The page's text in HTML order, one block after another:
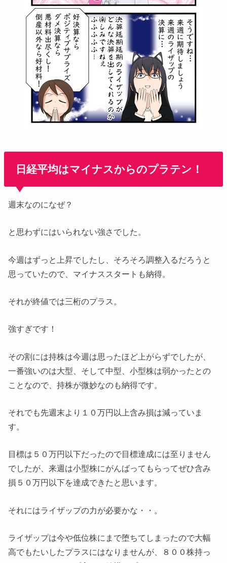
日経平均はマイナスからのプラテン！
週末なのになぜ？
と思わずにはいられない強さでした。
今週はずっと上昇でしたし、そろそろ調整入るだろうと
思っていたので、マイナススタートも納得。
それが終値では三桁のプラス。
強すぎです！
その割には持株は今週は思ったほど上がらずでしたが、
一番強いのは大型、そして中型、小型株は弱かったとの
ことなので、持株が微妙なのも納得です。
それでも先週末より１０万円以上含み損は減っていま
す。
目標は５０万円以下だったので目標達成には至りません
でしたが、来週は小型株にがんばってもらってぜひ含み
損５０万円以下を達成できたと思います。
それにはライザップの力が必要かな・・。
ライザップは今や低位株にまで堕ちてしまったので大幅
高でもたいしたプラスにはなりませんが、８００株持っ